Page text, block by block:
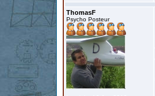
ThomasF
Psycho Posteur